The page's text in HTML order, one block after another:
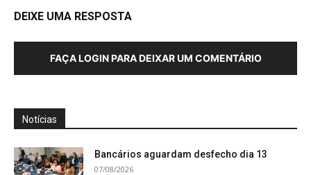
DEIXE UMA RESPOSTA
FAÇA LOGIN PARA DEIXAR UM COMENTÁRIO
Notícias
Bancários aguardam desfecho dia 13
07/08/2026